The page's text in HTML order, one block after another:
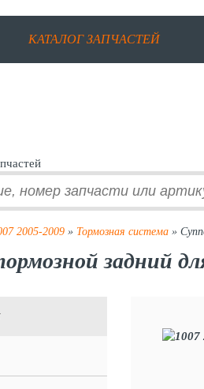
КАТАЛОГ ЗАПЧАСТЕЙ
2005-2009 » Тормозная система »
задний